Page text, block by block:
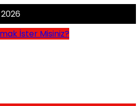
İster Misiniz?